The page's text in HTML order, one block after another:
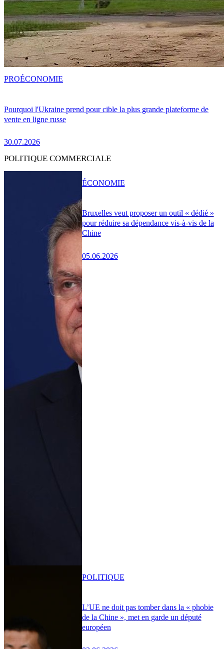
Pourquoi l'Ukraine prend pour cible la plus grande plateforme de
vente en ligne russe
30.07.2026
PROÉCONOMIE
POLITIQUE COMMERCIALE
Bruxelles veut proposer un outil « dédié »
pour réduire sa dépendance vis-à-vis de la
Chine
05.06.2026
ÉCONOMIE
L’UE ne doit pas tomber dans la « phobie
de la Chine », met en garde un député
européen
POLITIQUE